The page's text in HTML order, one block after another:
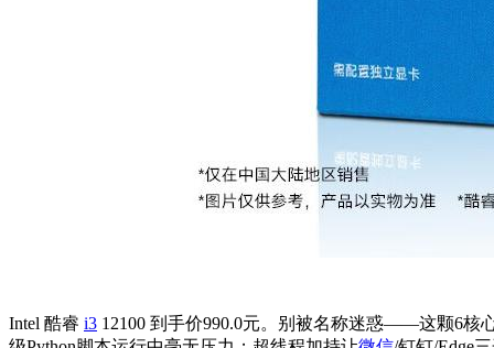
Intel 酷睿 i3 12100 到手价990.0元。别被名称迷惑——这颗6核